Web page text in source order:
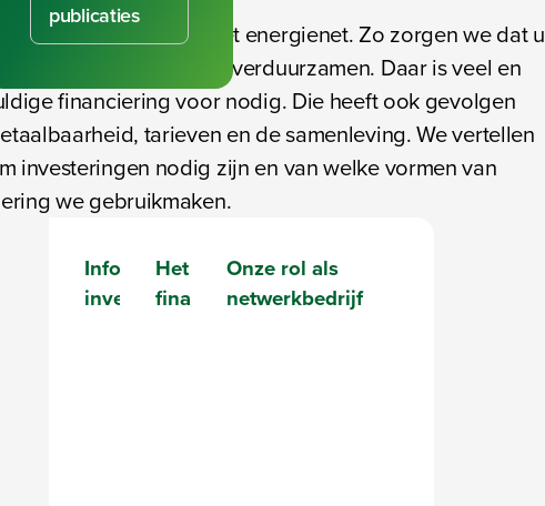
publicaties
investeert volop in het energienet. Zo zorgen we dat u
wonen, werken en verduurzamen. Daar is veel en
financiering voor nodig. Die heeft ook gevolgen
tarieven en de samenleving. We vertellen
investeringen nodig zijn en van welke vormen van
we gebruikmaken.
Informatie voor
investeerders
Het belang van
financiering
Onze rol als
netwerkbedrijf